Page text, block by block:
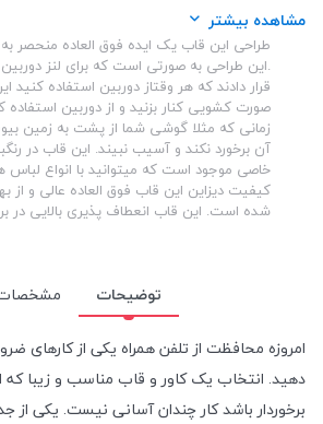
ساختار: شفاف
ساختار:TPU
مشاهده بیشتر
طراحی این قاب یک ایده فوق العاده منحصر به
.این طراحی به صورتی است که برای لنز
قرار دادند که هر وقتاز دوربین استفاده کنید
صورت کشویی کنار بزنید و از دوربین استفاده
زمانی که مثلا گوشی شما از پشت به زمین
آن برخورد نکند و آسیب نبیند. این قاب در
خاصی موجود است که میتوانید با انواع
کیفیت دیزاین این قاب فوق العاده عالی و از
شده است. این قاب انعطاف پذیری بالایی در
توضیحات
امروزه محافظت از تلفن همراه یکی از کارهای
دهید. انتخاب یک کاور و قاب مناسب و زیبا که
برخوردار باشد کار چندان آسانی نیست. یکی از